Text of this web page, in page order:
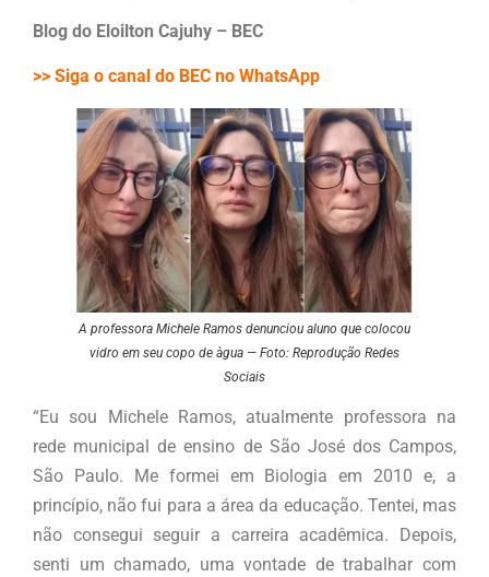
Blog do Eloilton Cajuhy – BEC
>> Siga o canal do BEC no WhatsApp
A professora Michele Ramos denunciou aluno que colocou
vidro em seu copo de àgua — Foto: Reprodução Redes
Sociais
“Eu sou Michele Ramos, atualmente professora na
rede municipal de ensino de São José dos Campos,
São Paulo. Me formei em Biologia em 2010 e, a
princípio, não fui para a área da educação. Tentei, mas
não consegui seguir a carreira acadêmica. Depois,
senti um chamado, uma vontade de trabalhar com